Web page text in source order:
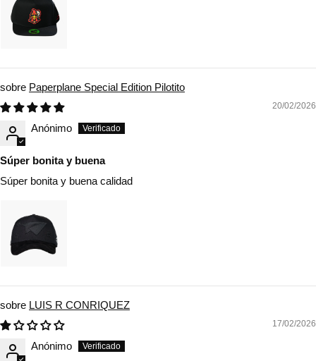
Paperplane Special Edition Pilotito
20/02/2026
Anónimo
Súper bonita y buena
Súper bonita y buena calidad
LUIS R CONRIQUEZ
17/02/2026
Anónimo